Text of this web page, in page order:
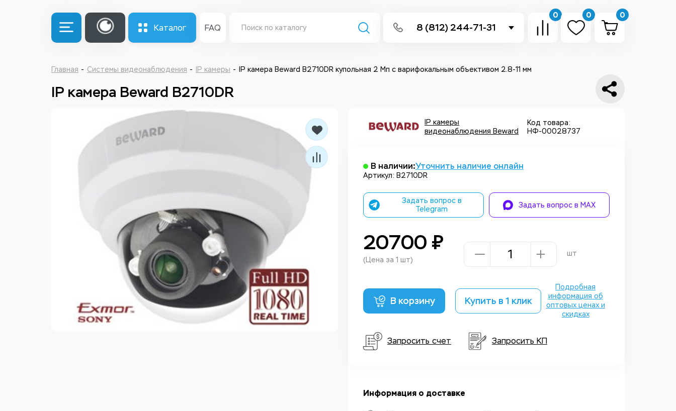
Каталог FAQ 8 (812) 244-71-31
Написать в Telegram
0 0 0
Главная Системы видеонаблюдения IP камеры IP камера Beward B2710DR купольная 2 Мп с варифокальным объективом 2.8-11 мм
IP камера Beward B2710DR
IP камеры
видеонаблюдения Beward
Код товара:
НФ-00028737
В наличии:Уточнить наличие онлайн
Артикул: B2710DR
Задать вопрос в
Telegram
Задать вопрос в MAX
20700 ₽
(Цена за 1 шт)
шт
В корзину Купить в 1 клик
Подробная
информация об
оптовых ценах и
скидках
Запросить счет Запросить КП
Информация о доставке